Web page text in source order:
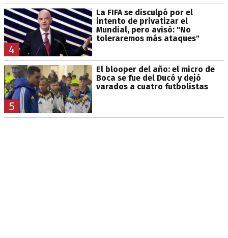
4
La FIFA se disculpó por el
intento de privatizar el
Mundial, pero avisó: "No
toleraremos más ataques"
5
El blooper del año: el micro de
Boca se fue del Ducó y dejó
varados a cuatro futbolistas